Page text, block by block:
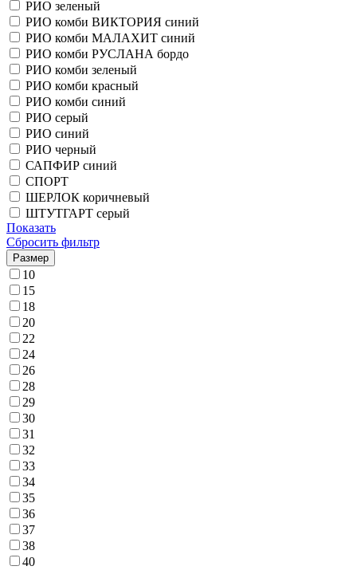
РИО зеленый
РИО комби ВИКТОРИЯ синий
РИО комби МАЛАХИТ синий
РИО комби РУСЛАНА бордо
РИО комби зеленый
РИО комби красный
РИО комби синий
РИО серый
РИО синий
РИО черный
САПФИР синий
СПОРТ
ШЕРЛОК коричневый
ШТУТГАРТ серый
Показать
Сбросить фильтр
Размер
10
15
18
20
22
24
26
28
29
30
31
32
33
34
35
36
37
38
40